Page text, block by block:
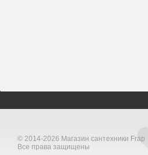
© 2014-2026 Магазин сантехники Frap
Все права защищены